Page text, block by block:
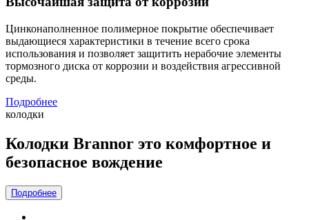
Цинконаполненное полимерное покрытие обеспечивает
выдающиеся характеристики в течение всего срока
использования и позволяет защитить нерабочие элементы
тормозного диска от коррозии и воздействия агрессивной
среды.
Подробнее
колодки
Колодки Brannor это комфортное и
безопасное вождение
Подробнее